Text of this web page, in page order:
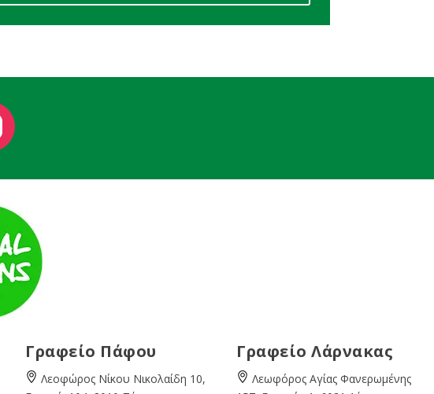
Γραφείο Πάφου
Λεοφώρος Νίκου Νικολαίδη 10,
Γραφείο Λάρνακας
Λεωφόρος Αγίας Φανερωμένης